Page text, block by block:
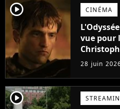
player2 CINÉMA
vue pour
plaisir !
28 juin
player2